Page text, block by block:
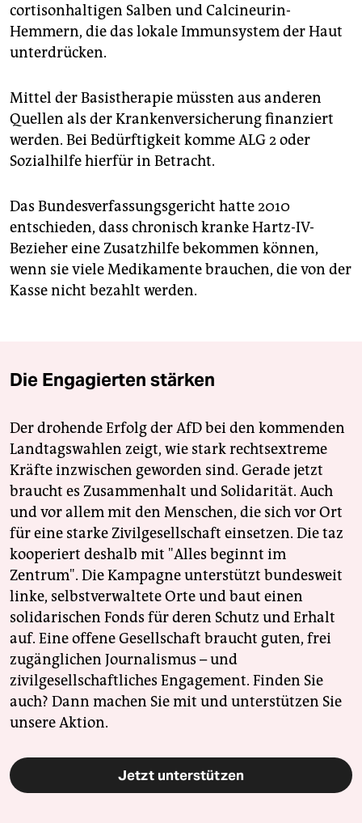
cortisonhaltigen Salben und Calcineurin-
Hemmern, die das lokale Immunsystem der Haut
unterdrücken.
Mittel der Basistherapie müssten aus anderen
Quellen als der Krankenversicherung finanziert
werden. Bei Bedürftigkeit komme ALG 2 oder
Sozialhilfe hierfür in Betracht.
Das Bundesverfassungsgericht hatte 2010
entschieden, dass chronisch kranke Hartz-IV-
Bezieher eine Zusatzhilfe bekommen können,
wenn sie viele Medikamente brauchen, die von der
Kasse nicht bezahlt werden.
Die Engagierten stärken
Der drohende Erfolg der AfD bei den kommenden
Landtagswahlen zeigt, wie stark rechtsextreme
Kräfte inzwischen geworden sind. Gerade jetzt
braucht es Zusammenhalt und Solidarität. Auch
und vor allem mit den Menschen, die sich vor Ort
für eine starke Zivilgesellschaft einsetzen. Die taz
kooperiert deshalb mit "Alles beginnt im
Zentrum". Die Kampagne unterstützt bundesweit
linke, selbstverwaltete Orte und baut einen
solidarischen Fonds für deren Schutz und Erhalt
auf. Eine offene Gesellschaft braucht guten, frei
zugänglichen Journalismus – und
zivilgesellschaftliches Engagement. Finden Sie
auch? Dann machen Sie mit und unterstützen Sie
unsere Aktion.
Jetzt unterstützen